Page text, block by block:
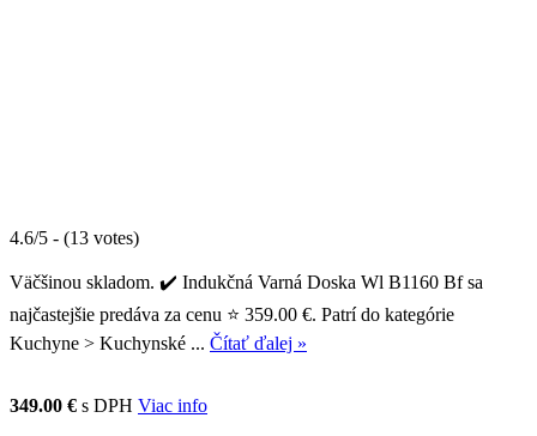
4.6/5 - (13 votes)
Väčšinou skladom. ✔️ Indukčná Varná Doska Wl B1160 Bf sa
najčastejšie predáva za cenu ⭐ 359.00 €. Patrí do kategórie
Kuchyne > Kuchynské ... Čítať ďalej »
349.00 € s DPH Viac info